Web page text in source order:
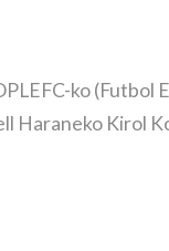
ko (Futbol
Haraneko Kirol